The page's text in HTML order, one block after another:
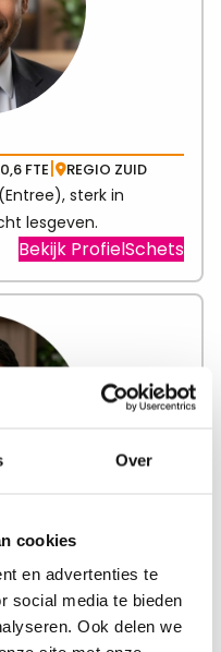
Over
cookies
en advertenties te
social media te bieden
Ook delen we
0,6 FTE| REGIO ZUID
sterk in
lesgeven.
Bekijk ProfielSchetsVisit
link
praktijkgericht en